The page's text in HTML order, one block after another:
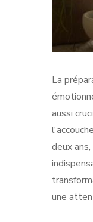
La
aussi
deux
une